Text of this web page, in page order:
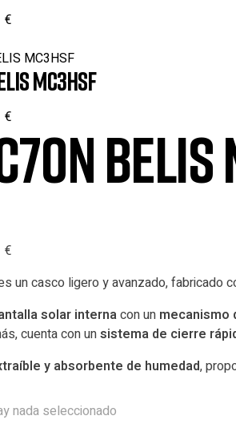
€
MC3HSF
€
BELIS
€
un casco ligero y avanzado, fabricado
solar internacon un mecanismo
cuenta con unsistema de cierre
y absorbente de humedad,
nada seleccionado